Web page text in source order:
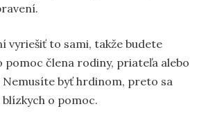
vyriešiť to sami, takže budete
pomoc člena rodiny, priateľa alebo
byť hrdinom, preto sa
o pomoc.